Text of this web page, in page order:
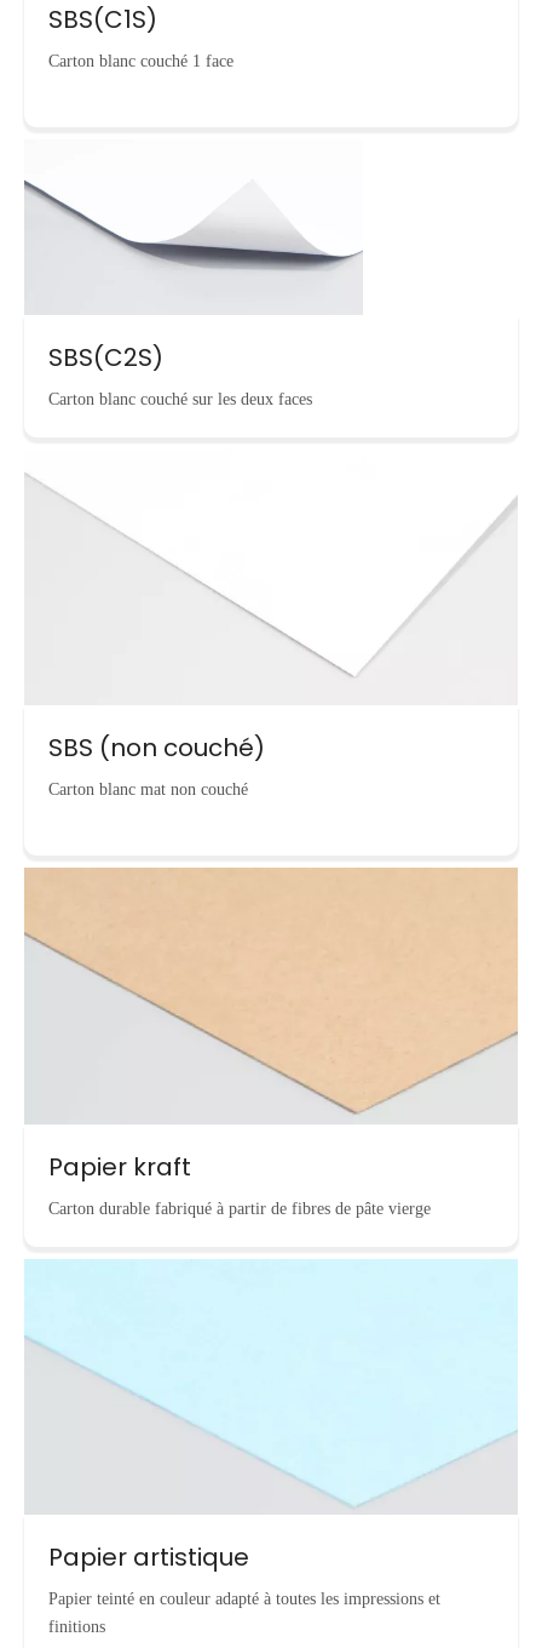
SBS(C1S)
Carton blanc couché 1 face
SBS(C2S)
Carton blanc couché sur les deux faces
SBS (non couché)
Carton blanc mat non couché
Papier kraft
Carton durable fabriqué à partir de fibres de pâte vierge
Papier artistique
Papier teinté en couleur adapté à toutes les impressions et
finitions